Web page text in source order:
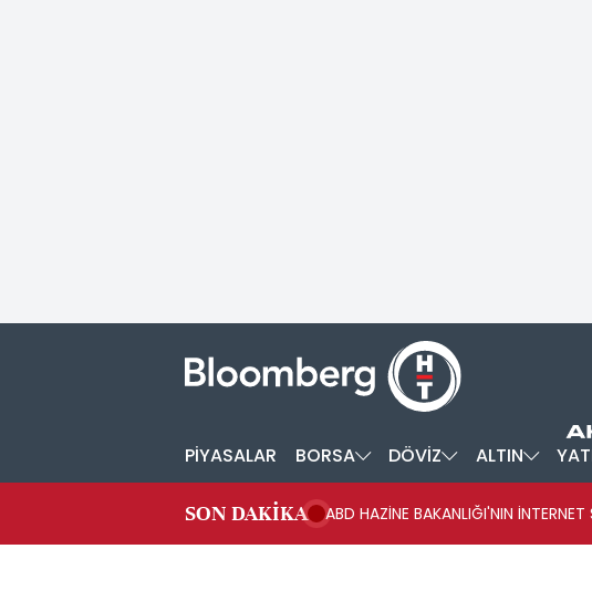
PİYASALAR BORSA DÖVİZ ALTIN
SON DAKİKA ABD HAZİNE BAKANLIĞI'NIN